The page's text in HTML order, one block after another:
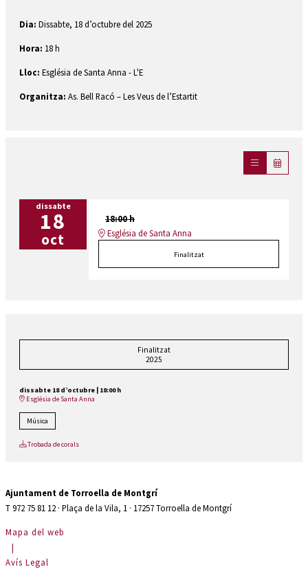
Dia: Dissabte, 18 d’octubre del 2025
Hora: 18 h
Lloc: Església de Santa Anna - L'E
Organitza: As. Bell Racó – Les Veus de l’Estartit
dissabte
18
oct
18:00 h
Església de Santa Anna
Finalitzat
Finalitzat
2025
dissabte 18 d’octubre | 18:00 h
Església de Santa Anna
Música
Trobada de corals
Ajuntament de Torroella de Montgrí
T 972 75 81 12 · Plaça de la Vila, 1 · 17257 Torroella de Montgrí
Mapa del web
|
Avís Legal